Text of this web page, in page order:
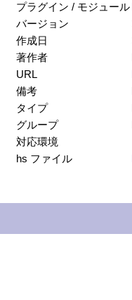
プラグイン / モジュール
バージョン
作成日
著作者
URL
備考
タイプ
グループ
対応環境
hs ファイル